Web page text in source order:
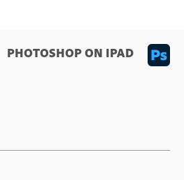
PHOTOSHOP ON IPAD